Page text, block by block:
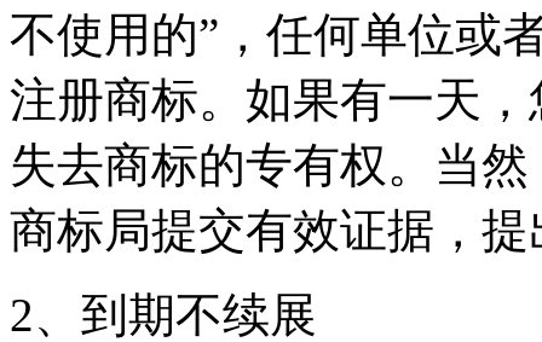
不使用的”，任何单位或
注册商标。如果有一天
失去商标的专有权。当
商标局提交有效证据，
2、到期不续展